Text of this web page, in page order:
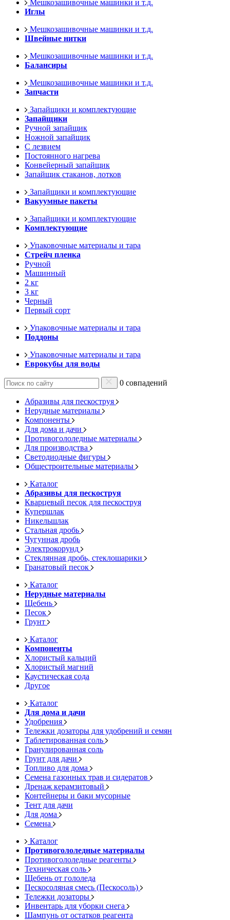
Мешкозашивочные машинки и т.д.
Иглы
Мешкозашивочные машинки и т.д.
Швейные нитки
Мешкозашивочные машинки и т.д.
Балансиры
Мешкозашивочные машинки и т.д.
Запчасти
Запайщики и комплектующие
Запайщики
Ручной запайщик
Ножной запайщик
С лезвием
Постоянного нагрева
Конвейерный запайщик
Запайщик стаканов, лотков
Запайщики и комплектующие
Вакуумные пакеты
Запайщики и комплектующие
Комплектующие
Упаковочные материалы и тара
Стрейч пленка
Ручной
Машинный
2 кг
3 кг
Черный
Первый сорт
Упаковочные материалы и тара
Поддоны
Упаковочные материалы и тара
Еврокубы для воды
0 совпадений
Абразивы для пескоструя
Нерудные материалы
Компоненты
Для дома и дачи
Противогололедные материалы
Для производства
Светодиодные фигуры
Общестроительные материалы
Каталог
Абразивы для пескоструя
Кварцевый песок для пескоструя
Купершлак
Никельшлак
Стальная дробь
Чугунная дробь
Электрокорунд
Стеклянная дробь, стеклошарики
Гранатовый песок
Каталог
Нерудные материалы
Щебень
Песок
Грунт
Каталог
Компоненты
Хлористый кальций
Хлористый магний
Каустическая сода
Другое
Каталог
Для дома и дачи
Удобрения
Тележки дозаторы для удобрений и семян
Таблетированная соль
Гранулированная соль
Грунт для дачи
Топливо для дома
Семена газонных трав и сидератов
Дренаж керамзитовый
Контейнеры и баки мусорные
Тент для дачи
Для дома
Семена
Каталог
Противогололедные материалы
Противогололедные реагенты
Техническая соль
Щебень от гололеда
Пескосоляная смесь (Пескосоль)
Тележки дозаторы
Инвентарь для уборки снега
Шампунь от остатков реагента